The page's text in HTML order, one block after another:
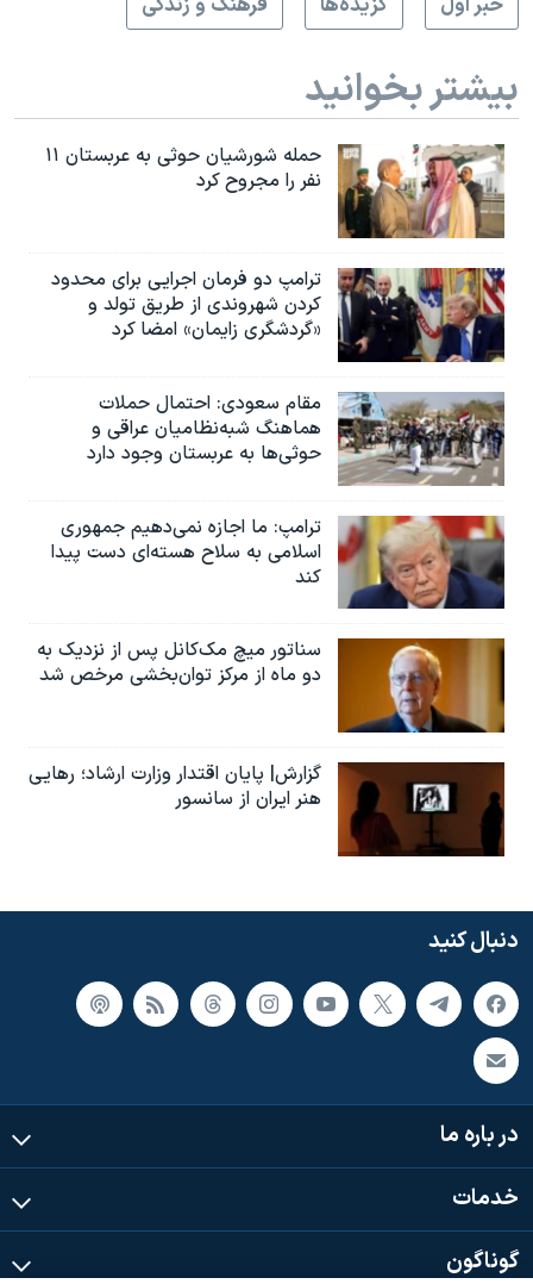
بیشتر بخوانید
حمله شورشیان حوثی به عربستان ۱۱
نفر را مجروح کرد
ترامپ دو فرمان اجرایی برای محدود
کردن شهروندی از طریق تولد و
«گردشگری زایمان» امضا کرد
مقام سعودی: احتمال حملات
هماهنگ شبه‌نظامیان عراقی و
حوثی‌ها به عربستان وجود دارد
ترامپ: ما اجازه نمی‌دهیم جمهوری
اسلامی به سلاح هسته‌ای دست پیدا
کند
سناتور میچ مک‌کانل پس از نزدیک به
دو ماه از مرکز توان‌بخشی مرخص شد
گزارش| پایان اقتدار وزارت ارشاد؛ رهایی
هنر ایران از سانسور
دنبال کنید
در باره ما
خدمات
گوناگون